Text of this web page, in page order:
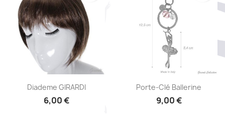
Aperçu rapide
Diademe GIRARDI
6,00 €
Aperçu rapide
Porte-Clé Ballerine
9,00 €